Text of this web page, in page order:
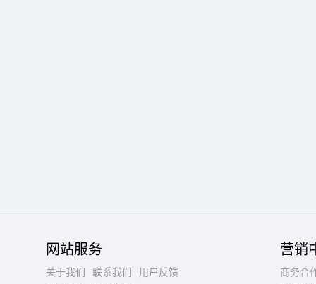
网站服务
关于我们 联系我们
用户反馈
营销
商务合